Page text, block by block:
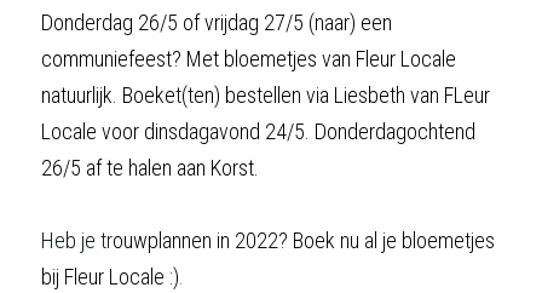
Donderdag 26/5 of vrijdag 27/5 (naar) een
communiefeest? Met bloemetjes van Fleur Locale
natuurlijk. Boeket(ten) bestellen via Liesbeth van FLeur
Locale voor dinsdagavond 24/5. Donderdagochtend
26/5 af te halen aan Korst.
Heb je trouwplannen in 2022? Boek nu al je bloemetjes
bij Fleur Locale :)